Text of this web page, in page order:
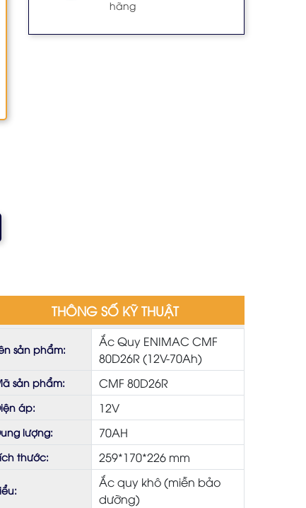
hãng
THÔNG SỐ KỸ THUẬT
sản phẩm:
Ắc Quy ENIMAC CMF
80D26R (12V-70Ah)
sản phẩm: CMF 80D26R
áp: 12V
lượng: 70AH
thước: 259*170*226 mm
Ắc quy khô (miễn bảo
dưỡng)